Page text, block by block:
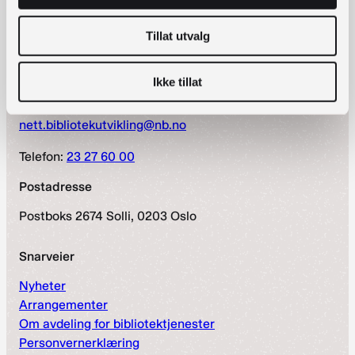
Tillat utvalg
Ikke tillat
Kontaktinformasjon
nett.bibliotekutvikling@nb.no
Telefon: 23 27 60 00
Postadresse
Postboks 2674 Solli, 0203 Oslo
Snarveier
Nyheter
Arrangementer
Om avdeling for bibliotektjenester
Personvernerklæring